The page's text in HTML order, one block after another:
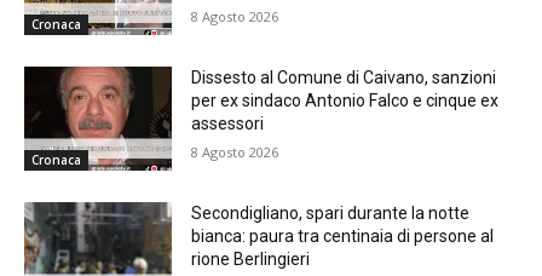
Cronaca 8 Agosto 2026
Cronaca
Dissesto al Comune di Caivano, sanzioni
per ex sindaco Antonio Falco e cinque ex
assessori
8 Agosto 2026
Secondigliano, spari durante la notte
bianca: paura tra centinaia di persone al
rione Berlingieri